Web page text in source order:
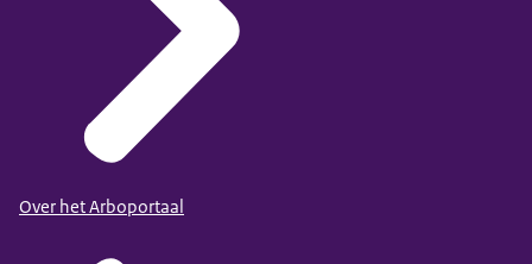
Over het Arboportaal